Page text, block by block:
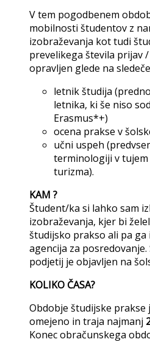
V tem pogodbenem
mobilnosti študentov z
izobraževanja kot tudi
prevelikega števila prijav
opravljen glede na
letnik študija
letnika, ki še niso
Erasmus*+)
ocena prakse v
učni uspeh
terminologiji v tujem
turizma).
KAM ?
Študent/ka si lahko sam
izobraževanja, kjer bi
študijsko prakso ali pa ga
agencija za
podjetij je objavljen na
KOLIKO ČASA?
Obdobje študijske prakse
omejeno in traja najmanj
Konec obračunskega